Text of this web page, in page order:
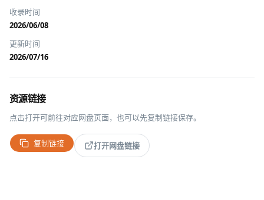
收录时间
2026/06/08
更新时间
2026/07/16
资源链接
点击打开可前往对应网盘页面，也可以先复制链接保存。
复制链接 打开网盘链接